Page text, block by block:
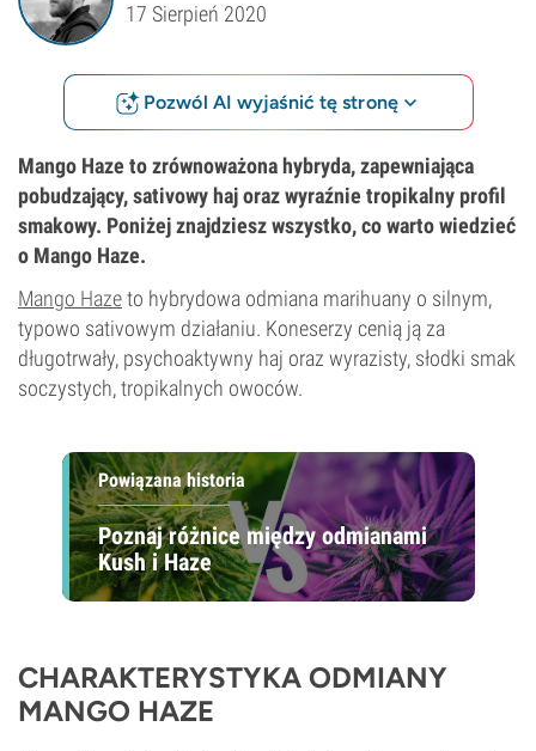
17 Sierpień 2020
Pozwól AI wyjaśnić tę stronę
Mango Haze to zrównoważona hybryda, zapewniająca
pobudzający, sativowy haj oraz wyraźnie tropikalny profil
smakowy. Poniżej znajdziesz wszystko, co warto wiedzieć
o Mango Haze.
Mango Hazeto hybrydowa odmiana marihuany o silnym,
typowo sativowym działaniu. Koneserzy cenią ją za
długotrwały, psychoaktywny haj oraz wyrazisty, słodki smak
soczystych, tropikalnych owoców.
Powiązana historia
Poznaj różnice między odmianami
Kush i Haze
CHARAKTERYSTYKA ODMIANY
MANGO HAZE